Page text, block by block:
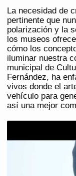
La necesidad de
pertinente que
polarización y la
los museos
cómo los
iluminar nuestra
municipal de
Fernández, ha
vivos donde el
vehículo para
así una mejor